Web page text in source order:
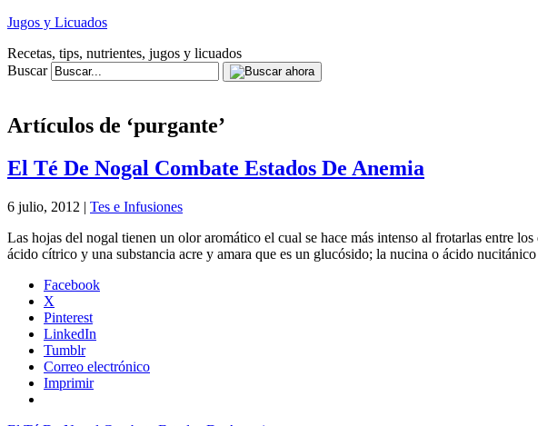
Jugos y Licuados
Recetas, tips, nutrientes, jugos y licuados
Buscar
Artículos de ‘purgante’
El Té De Nogal Combate Estados De Anemia
6 julio, 2012 | Tes e Infusiones
Las hojas del nogal tienen un olor aromático el cual se hace más intenso al frotarlas entre
ácido cítrico y una substancia acre y amara que es un glucósido; la nucina o ácido
Facebook
X
Pinterest
LinkedIn
Tumblr
Correo electrónico
Imprimir